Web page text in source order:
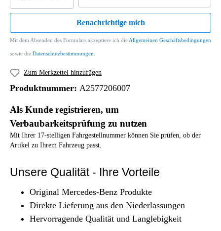
Benachrichtige mich
Mit dem Absenden des Formulars akzeptiere ich die Allgemeinen Geschäftsbedingungen
sowie die Datenschutzbestimmungen
Zum Merkzettel hinzufügen
Produktnummer: A2577206007
Als Kunde registrieren, um
Verbaubarkeitsprüfung zu nutzen
Mit Ihrer 17-stelligen Fahrgestellnummer können Sie prüfen, ob der
Artikel zu Ihrem Fahrzeug passt.
Unsere Qualität - Ihre Vorteile
Original Mercedes-Benz Produkte
Direkte Lieferung aus den Niederlassungen
Hervorragende Qualität und Langlebigkeit